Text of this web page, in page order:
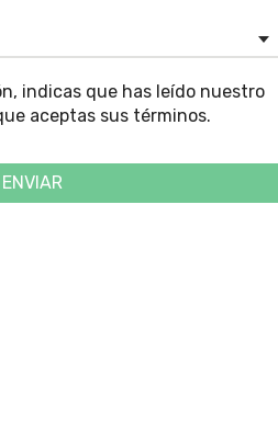
indicas que has leído nuestro
aceptas sus términos.
ENVIAR